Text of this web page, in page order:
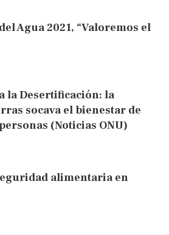
Agua 2021, “Valoremos el
la Desertificación: la
socava el bienestar de
(Noticias ONU)
alimentaria en